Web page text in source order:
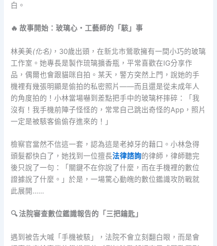
白。
🔥 故事開始：玻璃心・工藝師的「駭」事
林美美(化名) ，30歲出頭，在新北市鶯歌擁有一間小巧的玻璃
工作室。她專長是製作琉璃擴香瓶，平常喜歡在IG分享作
品，偶爾也會跟貓咪自拍。某天，警方突然上門，說她的手
機裡有幾張明顯是偷拍的私密照片——而且還是從未成年人
的角度拍的！小林當場嚇到差點把手中的玻璃杯摔碎：「我
沒有！我手機前陣子怪怪的，常常自己跳出奇怪的App，照片
一定是被駭客偷偷存進來的！」
檢察官當然不信這一套，認為這是老掉牙的藉口。小林急得
頭髮都快白了，她找到一位擅長法律諮詢的律師，律師聽完
後只說了一句：「關鍵不在你說了什麼，而在手機裡的數位
證據說了什麼。」於是，一場驚心動魄的數位鑑識攻防戰就
此展開……
🔍 法院審查數位鑑識報告的「三把鑰匙」
遇到被告大喊「手機被駭」，法院不會立刻翻白眼，而是會